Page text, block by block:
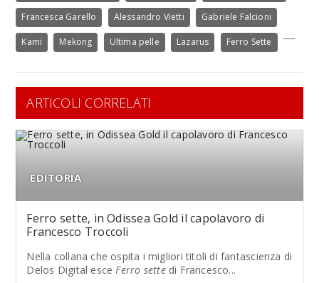
Francesca Garello Alessandro Vietti Gabriele Falcioni
Kami Mekong Ultima pelle Lazarus Ferro Sette
ARTICOLI CORRELATI
EDITORIA
Ferro sette, in Odissea Gold il capolavoro di
Francesco Troccoli
Nella collana che ospita i migliori titoli di fantascienza di
Delos Digital esceFerro settedi Francesco...